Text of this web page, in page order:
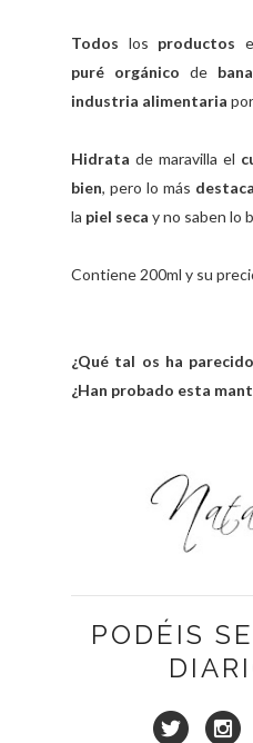
Todos los productos
puré orgánico de
industria alimentaria
Hidrata de maravilla el
bien, pero lo más
la piel seca y no saben lo
Contiene 200ml y su
¿Qué tal os ha
¿Han probado esta
PODÉIS